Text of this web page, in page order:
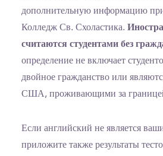
дополнительную информацию при
Колледж Св. Схоластика.
считаются студентами без
определение не включает
двойное гражданство или
США, проживающими за
Если английский не является
приложите также результаты